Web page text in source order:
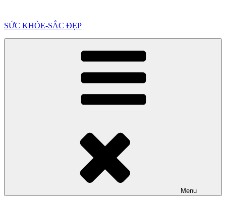
phần
SỨC KHỎE-SẮC ĐẸP
Menu